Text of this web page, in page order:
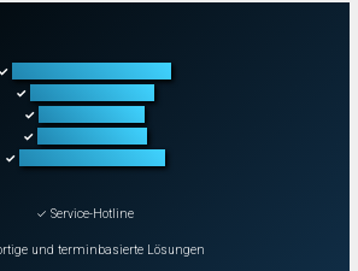
✓
✓
✓
✓
✓
✓ Service-Hotline
und terminbasierte Lösungen